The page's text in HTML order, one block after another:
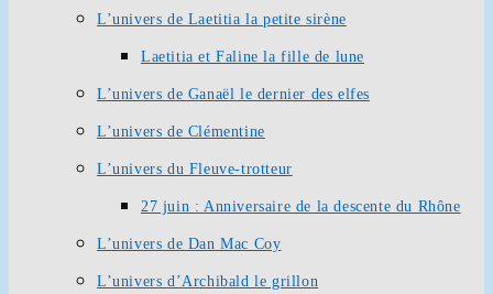
L’univers de Laetitia la petite sirène
Laetitia et Faline la fille de lune
L’univers de Ganaël le dernier des elfes
L’univers de Clémentine
L’univers du Fleuve-trotteur
27 juin : Anniversaire de la descente du Rhône
L’univers de Dan Mac Coy
L’univers d’Archibald le grillon